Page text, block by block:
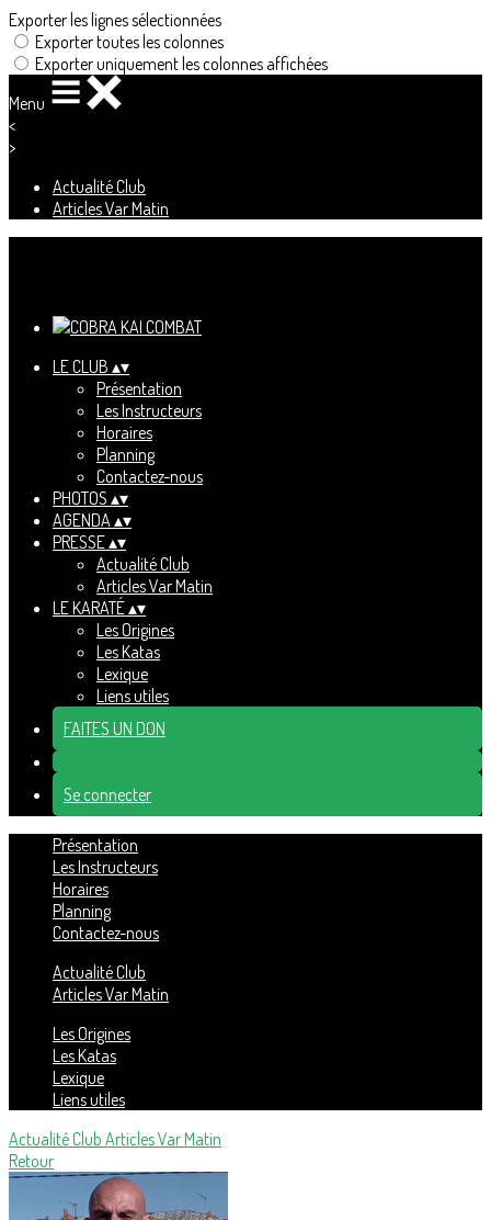
Exporter les lignes sélectionnées
Exporter toutes les colonnes
Exporter uniquement les colonnes affichées
Menu
<
>
Actualité Club
Articles Var Matin
LE CLUB ▴▾
Présentation
Les Instructeurs
Horaires
Planning
Contactez-nous
PHOTOS ▴▾
AGENDA▴▾
PRESSE▴▾
Actualité Club
Articles Var Matin
LE KARATÉ▴▾
Les Origines
Les Katas
Lexique
Liens utiles
FAITES UN DON
Se connecter
Présentation
Les Instructeurs
Horaires
Planning
Contactez-nous
Actualité Club
Articles Var Matin
Les Origines
Les Katas
Lexique
Liens utiles
Actualité Club Articles Var Matin
Retour